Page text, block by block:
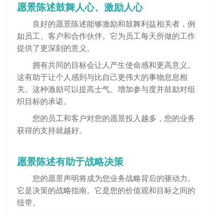
愿景陈述鼓舞人心、激励人心
良好的愿景陈述能够激励和鼓舞利益相关者，例
如员工、客户和合作伙伴。它为员工每天所做的工作
提供了更深刻的意义。
拥有共同的目标会让人产生使命感和更高意义。
这有助于让个人感到与比自己更伟大的事物息息相
关。这种激励可以提高士气、增加参与度并鼓励对组
织目标的承诺。
您的员工和客户对您的愿景投入越多，您的业务
获得的支持就越好。
愿景陈述有助于战略决策
您的愿景声明将成为您业务战略背后的驱动力。
它是决策的战略指南。它是您的价值观和目标之间的
纽带。